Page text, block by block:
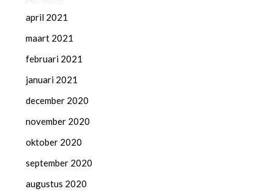
april 2021
maart 2021
februari 2021
januari 2021
december 2020
november 2020
oktober 2020
september 2020
augustus 2020